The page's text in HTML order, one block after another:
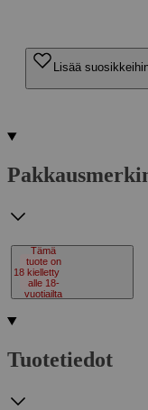
Lisää
18
Tämä
tuote on
kielletty
alle 18-
vuotiailta
Tuotetiedot